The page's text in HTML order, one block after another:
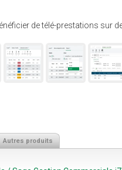
de télé-prestations sur
Autres produits